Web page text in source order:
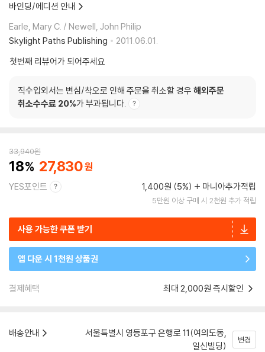
바인딩/에디션 안내
Earle, Mary C. / Newell, John Philip
Skylight Paths Publishing
2011.06.01.
첫번째 리뷰어가 되어주세요
직수입외서는 변심/착오로 인해 주문을 취소할 경우 해외주문
취소수수료 20%가 부과됩니다.
33,940원
18 27,830
YES포인트 1,400원 (5%) 마니아추가적립
5만원 이상 구매 시 2천원 추가 적립
사용 가능한 쿠폰 받기
앱 다운 시 1천원 상품권
결제혜택 최대 2,000원 즉시할인
배송안내
서울특별시 영등포구 은행로 11(여의도동,
일신빌딩)
변경